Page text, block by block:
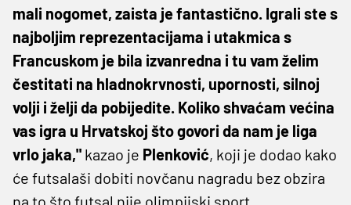
mali nogomet, zaista je fantastično. Igrali ste s
najboljim reprezentacijama i utakmica s
Francuskom je bila izvanredna i tu vam želim
čestitati na hladnokrvnosti, upornosti, silnoj
volji i želji da pobijedite. Koliko shvaćam većina
vas igra u Hrvatskoj što govori da nam je liga
vrlo jaka," kazao je Plenković, koji je dodao kako
će futsalaši dobiti novčanu nagradu bez obzira
na to što futsal nije olimpijski sport.